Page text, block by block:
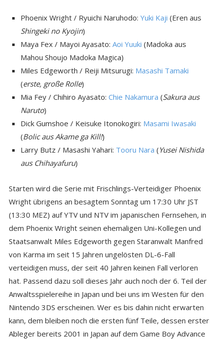
Phoenix Wright / Ryuichi Naruhodo: Yuki Kaji (Eren aus
Shingeki no Kyojin)
Maya Fex / Mayoi Ayasato: Aoi Yuuki (Madoka aus
Mahou Shoujo Madoka Magica)
Miles Edgeworth / Reiji Mitsurugi: Masashi Tamaki
(erste, große Rolle)
Mia Fey / Chihiro Ayasato: Chie Nakamura (Sakura aus
Naruto)
Dick Gumshoe / Keisuke Itonokogiri: Masami Iwasaki
(Bolic aus Akame ga Kill!)
Larry Butz / Masashi Yahari: Tooru Nara (Yusei Nishida
aus Chihayafuru)
Starten wird die Serie mit Frischlings-Verteidiger Phoenix
Wright übrigens an besagtem Sonntag um 17:30 Uhr JST
(13:30 MEZ) auf YTV und NTV im japanischen Fernsehen, in
dem Phoenix Wright seinen ehemaligen Uni-Kollegen und
Staatsanwalt Miles Edgeworth gegen Staranwalt Manfred
von Karma im seit 15 Jahren ungelösten DL-6-Fall
verteidigen muss, der seit 40 Jahren keinen Fall verloren
hat. Passend dazu soll dieses Jahr auch noch der 6. Teil der
Anwaltsspielereihe in Japan und bei uns im Westen für den
Nintendo 3DS erscheinen. Wer es bis dahin nicht erwarten
kann, dem bleiben noch die ersten fünf Teile, dessen erster
Ableger bereits 2001 in Japan auf dem Game Boy Advance